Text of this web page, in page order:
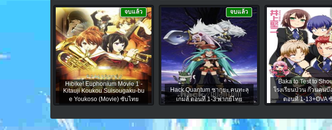
Hibike! Euphonium Movie 1 -
Kitauji Koukou Suisougaku-bu
e Youkoso (Movie) ซับไทย
จบแล้ว
Hack Quantum ซากุยะ คนทะลุ
เกมส์ ตอนที่ 1-3 พากย์ไทย
จบแล้ว
Baka to Test to
โรงเรียนป่วน ก๊วนคนบ๊
ตอนที่ 1-13+OVA